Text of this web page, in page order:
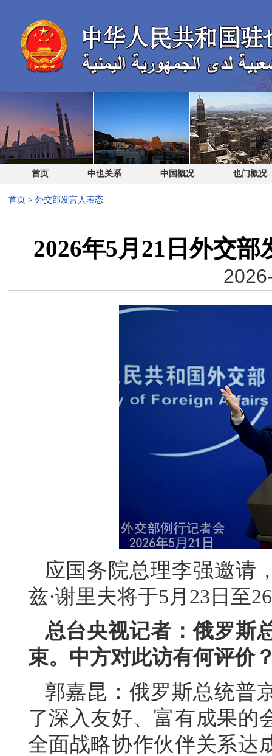
首页 中也关系 中国概况 也门概况
首页 > 外交部发言人表态
2026年5月21日外交
应国务院总理李强邀请
兹·谢里夫将于5月23日至
总台央视记者：俄罗斯
束。中方对此访有何评价
郭嘉昆：俄罗斯总统普
了深入友好、富有成果的
全面战略协作伙伴关系达